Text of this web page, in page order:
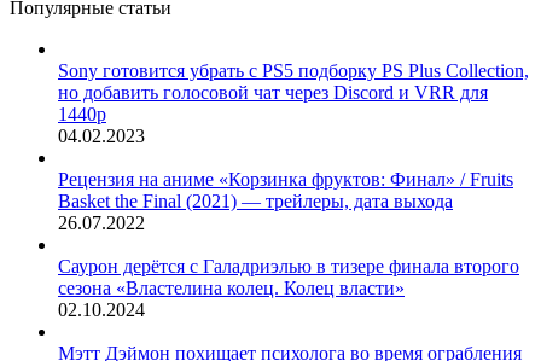
X
Generations
Популярные статьи
Sony готовится убрать с PS5 подборку PS Plus Collection,
но добавить голосовой чат через Discord и VRR для
1440p
04.02.2023
Рецензия на аниме «Корзинка фруктов: Финал» / Fruits
Basket the Final (2021) — трейлеры, дата выхода
26.07.2022
Саурон дерётся с Галадриэлью в тизере финала второго
сезона «Властелина колец. Колец власти»
02.10.2024
Мэтт Дэймон похищает психолога во время ограбления